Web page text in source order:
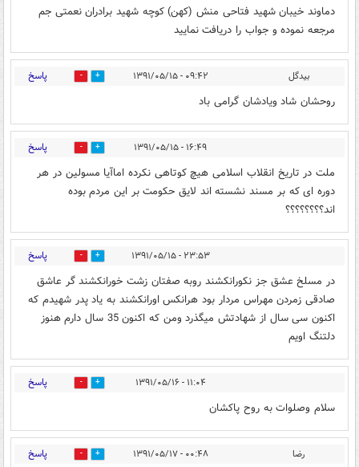
دماوند خیبان شهید فتاحی منش (کهن) کوچه شهید برادران نعمتی جم
مرجعه نموده و جواب را دریافت نمایید
بیدگل ۰۹:۴۲ - ۱۳۹۱/۰۵/۱۵ 0 پاسخ
روحشان شاد ویادشان گرامی باد
۱۶:۴۹ - ۱۳۹۱/۰۵/۱۵ 0 پاسخ
ملت در تاریخ انقلاب اسلامی هیچ کوتاهی نکرده اماآیا مسولین در هر
دوره ای که بر مسند نشسته اند لایق حکومت بر این مردم بوده
اند؟؟؟؟؟؟؟؟
۲۳:۵۳ - ۱۳۹۱/۰۵/۱۵ 0 پاسخ
در مسلخ عشق جز نکورانکشند روبه صفتان زشت خورانکشند گر عاشق
صادقی زمردن مهراس مردار بود هرانکس اورانکشند به یاد پدر شهیدم که
اکنون سی سال از شهادتش میگذرد ومن که اکنون 35 سال دارم هنوز
دلتنگ اویم
۱۱:۰۴ - ۱۳۹۱/۰۵/۱۶ 0 پاسخ
سلام وصلوات به روح پاکشان
رضا ۰۰:۴۸ - ۱۳۹۱/۰۵/۱۷ 0 پاسخ